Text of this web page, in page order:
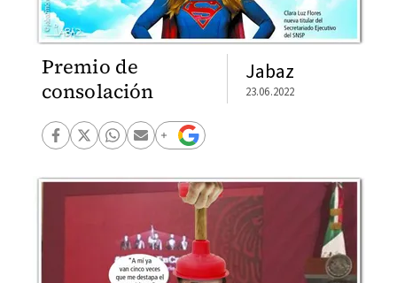
Premio de
consolación
Jabaz
23.06.2022